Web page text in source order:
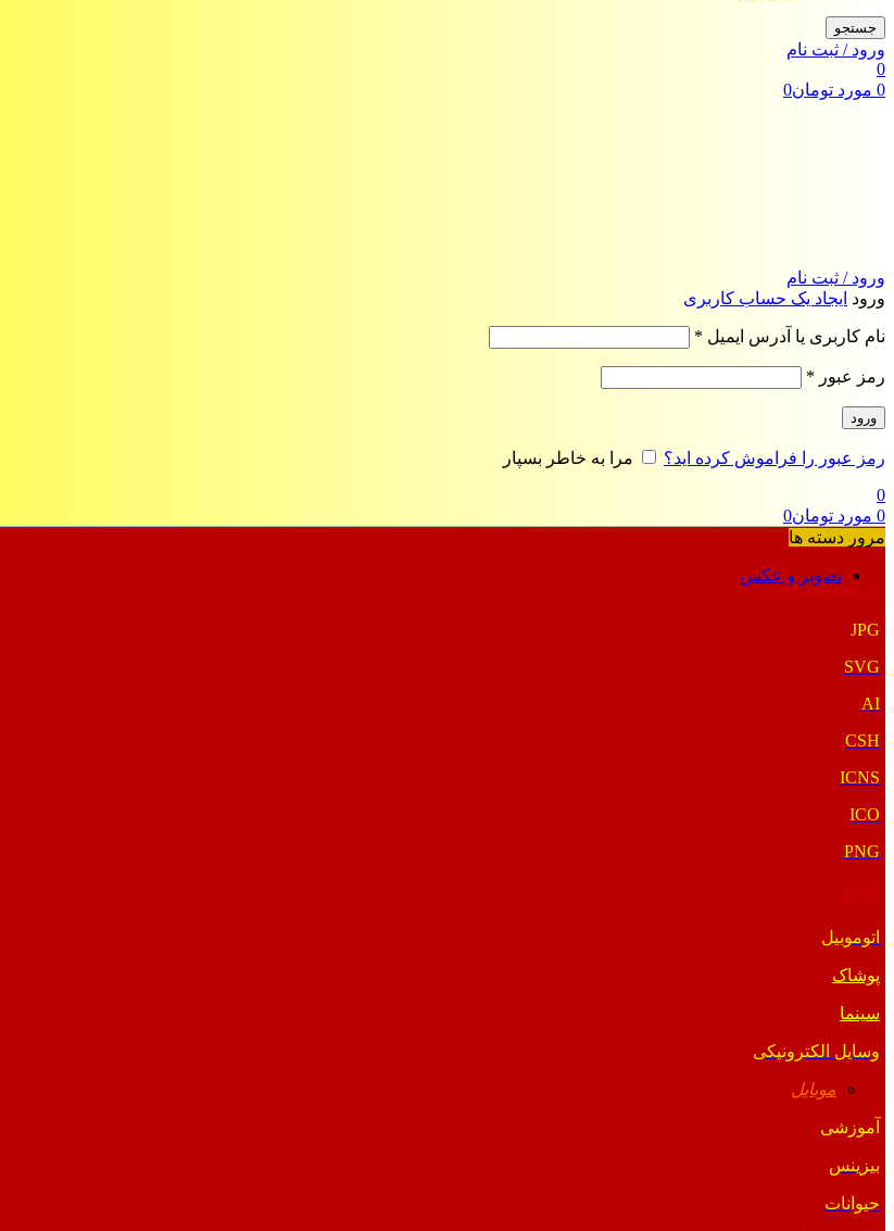
جستجو
ورود / ثبت نام
0
0 مورد تومان0
ورود / ثبت نام
ورود ایجاد یک حساب کاربری
نام کاربری یا آدرس ایمیل *
رمز عبور *
ورود
رمز عبور را فراموش کرده اید؟
مرا به خاطر بسپار
0
0 مورد تومان0
مرور دسته ها
تصویر و عکس
فرمت‌های خاص
JPG
SVG
AI
CSH
ICNS
ICO
PNG
اتوموبیل
پوشاک
سینما
وسایل الکترونیکی
موبایل
آموزشی
بیزینس
حیوانات